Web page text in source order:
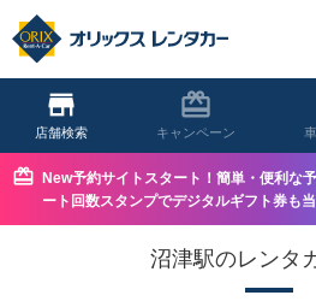
店舗 キャンペーン
New予約サイトスタート！簡単・便利な
ート回数スタンプでデジタルギフト券も当
沼津駅のレンタ